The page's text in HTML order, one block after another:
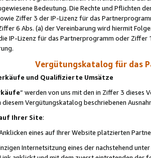
Bedeutung. Die Rechte und Pflichten
Ziffer 3 der IP-Lizenz für das
6 Abs. (a) der Vereinbarung wird hiermit
IP-Lizenz für das Partnerprogramm oder
Vergütungskatalog für das
und Qualifizierte Umsätze
“ werden von uns mit den in Ziffer 3
Vergütungskatalog beschriebenen
Ihrer Site:
eines auf Ihrer Website platzierten
Internetsitzung eines der nachstehend